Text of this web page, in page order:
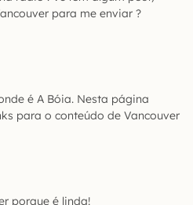
para me enviar ?
é A Bóia. Nesta página
para o conteúdo de Vancouver
porque é linda!